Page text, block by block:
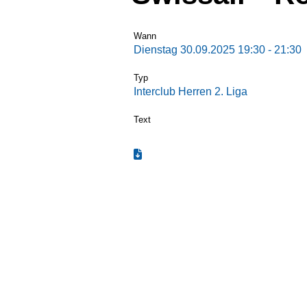
Wann
Dienstag 30.09.2025 19:30 - 21:30
Typ
Interclub Herren 2. Liga
Text